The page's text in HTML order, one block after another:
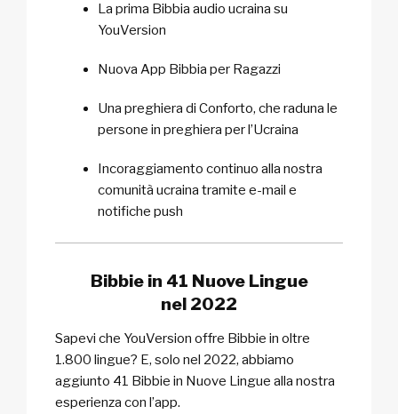
La prima Bibbia audio ucraina su
YouVersion
Nuova App Bibbia per Ragazzi
Una preghiera di Conforto, che raduna le
persone in preghiera per l’Ucraina
Incoraggiamento continuo alla nostra
comunità ucraina tramite e-mail e
notifiche push
Bibbie in 41 Nuove Lingue
nel 2022
Sapevi che YouVersion offre Bibbie in oltre
1.800 lingue? E, solo nel 2022, abbiamo
aggiunto 41 Bibbie in Nuove Lingue alla nostra
esperienza con l’app.